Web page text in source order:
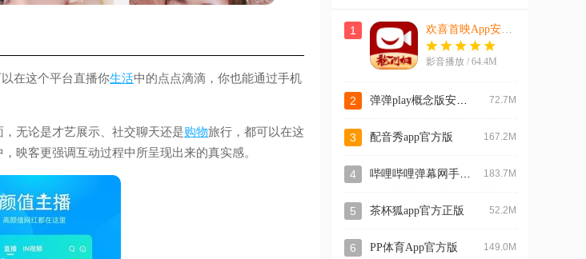
在这个平台直播你生活中的点点滴滴，你也能通过手机
无论是才艺展示、社交聊天还是购物旅行，都可以在这
映客更强调互动过程中所呈现出来的真实感。
1 欢喜首映App安卓版
影音播放 / 64.4M
2 72.7M
3 配音秀app官方版 167.2M
4 183.7M
5 茶杯狐app官方正版 52.2M
6 PP体育App官方版 149.0M